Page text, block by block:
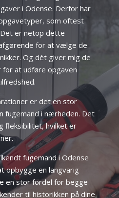
i Odense. Derfor har
som oftest
er netop dette
for at vælge de
Og dét giver mig de
at udføre opgaven
er det en stor
fugemand i nærheden. Det
fleksibilitet, hvilket er
fugemand i Odense
opbygge en langvarig
en stor fordel for begge
til historikken på dine